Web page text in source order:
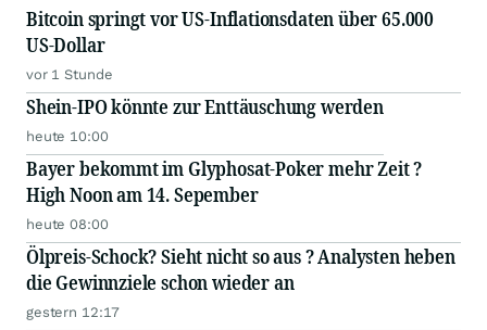
Bitcoin springt vor US-Inflationsdaten über 65.000
US-Dollar
vor 1 Stunde
Shein-IPO könnte zur Enttäuschung werden
heute 10:00
Bayer bekommt im Glyphosat-Poker mehr Zeit ?
High Noon am 14. Sepember
heute 08:00
Ölpreis-Schock? Sieht nicht so aus ? Analysten heben
die Gewinnziele schon wieder an
gestern 12:17